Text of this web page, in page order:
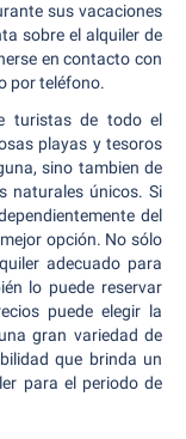
sus vacaciones
sobre el alquiler de
en contacto con
por teléfono.
turistas de todo el
playas y tesoros
sino tambien de
naturales únicos. Si
del
opción. No sólo
adecuado para
lo puede reservar
puede elegir la
gran variedad de
que brinda un
para el periodo de